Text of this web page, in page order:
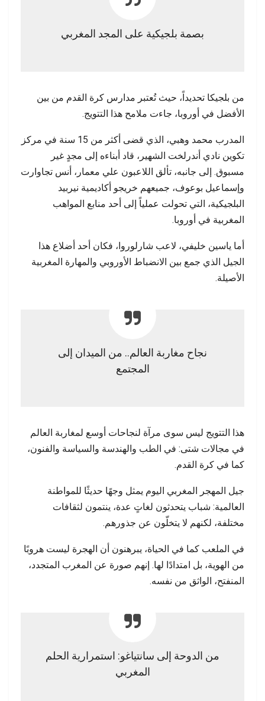
بصمة بلجيكية على المجد المغربي
من بلجيكا تحديداً، حيث تُعتبر مدارس كرة القدم من بين
الأفضل في أوروبا، جاءت ملامح هذا التتويج.
المدرب محمد وهبي، الذي قضى أكثر من 15 سنة في مركز
تكوين نادي أندرلخت الشهير، قاد أبناءه إلى مجدٍ غير
مسبوق. إلى جانبه، تألق اللاعبون علي معمار، أنس تجاوارت
وإسماعيل بوعوف، جميعهم خريجو أكاديمية نيربيد
البلجيكية، التي تحولت عملياً إلى أحد منابع المواهب
المغربية في أوروبا.
أما ياسين خليفي، لاعب شارلوروا، فكان أحد أضلاع هذا
الجيل الذي جمع بين الانضباط الأوروبي والمهارة المغربية
الأصيلة.
نجاح مغاربة العالم.. من الميدان إلى
المجتمع
هذا التتويج ليس سوى مرآة لنجاحات أوسع لمغاربة العالم
في مجالات شتى: في الطب والهندسة والسياسة والفنون،
كما في كرة القدم.
جيل المهجر المغربي اليوم يمثل وجهًا حديثًا للمواطنة
العالمية: شباب يتحدثون لغاتٍ عدة، ينتمون لثقافات
مختلفة، لكنهم لا يتخلّون عن جذورهم.
في الملعب كما في الحياة، يبرهنون أن الهجرة ليست هروبًا
من الهوية، بل امتدادًا لها. إنهم صورة عن المغرب المتجدد،
المنفتح، الواثق من نفسه.
من الدوحة إلى سانتياغو: استمرارية الحلم
المغربي